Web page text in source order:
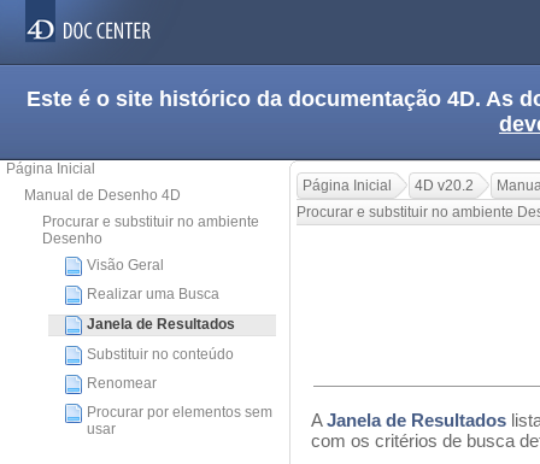
Este é o site histórico da documentação 4D. As
Página Inicial
Manual de Desenho 4D
Procurar e substituir no ambiente
Desenho
Visão Geral
Realizar uma Busca
Janela de Resultados
Substituir no conteúdo
Renomear
Procurar por elementos sem
usar
Página Inicial 4D v20.2
Procurar e substituir no ambiente
AJanela de Resultados
com os critérios de busca